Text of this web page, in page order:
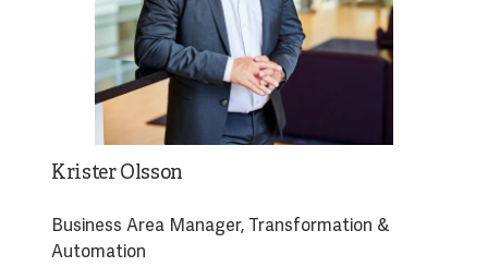
Krister Olsson
Business Area Manager, Transformation &
Automation